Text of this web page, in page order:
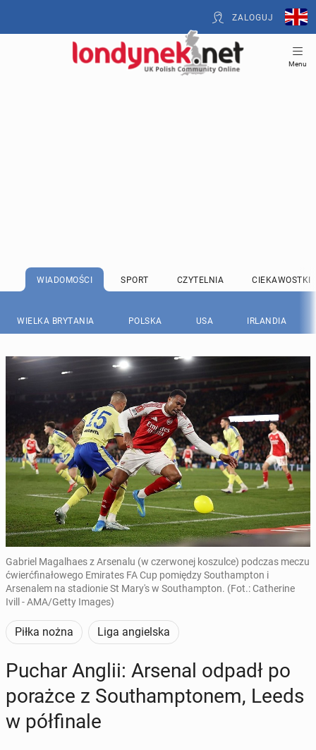
ZALOGUJ
Menu
WIADOMOŚCI SPORT CZYTELNIA CIEKAWOSTKI
WIELKA BRYTANIA POLSKA USA IRLANDIA
Gabriel Magalhaes z Arsenalu (w czerwonej koszulce) podczas meczu
ćwierćfinałowego Emirates FA Cup pomiędzy Southampton i
Arsenalem na stadionie St Mary's w Southampton. (Fot.: Catherine
Ivill - AMA/Getty Images)
Piłka nożna Liga angielska
Puchar Anglii: Arsenal odpadł po
porażce z So­uthamp­to­nem, Leeds
w pół­fi­na­le